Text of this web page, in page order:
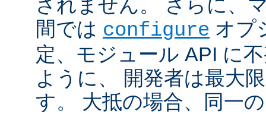
されません。 さらに、
間では configure オプ
定、モジュール API に
ように、 開発者は最大
す。 大抵の場合、同一